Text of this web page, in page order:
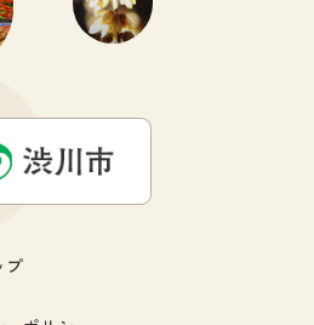
プ